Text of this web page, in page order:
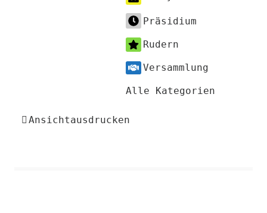
Präsidium
Rudern
Versammlung
Alle Kategorien
Ansichtausdrucken